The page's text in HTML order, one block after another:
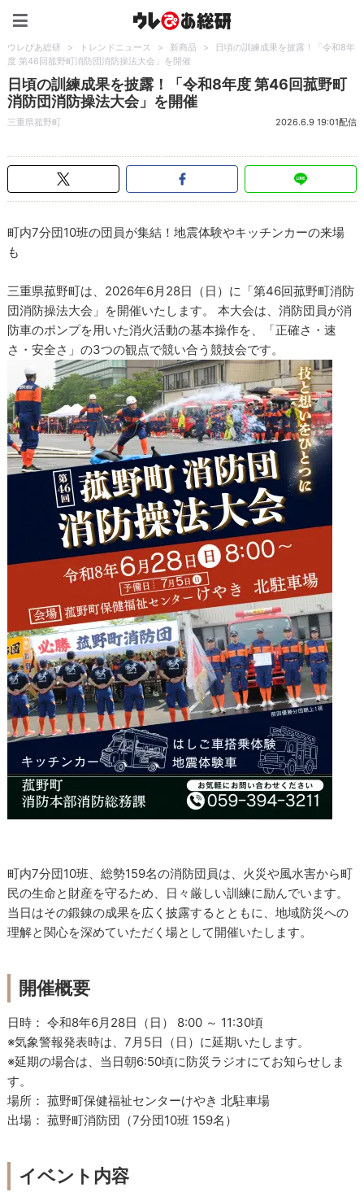
ウレぴあ総研 > トレンドニュース > 新商品 >
日頃の訓練成果を披露！「令和8年
度 第46回菰野町消防団消防操法大会」を開催
日頃の訓練成果を披露！「令和8年度 第46回菰野町
消防団消防操法大会」を開催
三重県菰野町 2026.6.9 19:01配信
町内7分団10班の団員が集結！地震体験やキッチンカーの来場
も
三重県菰野町は、2026年6月28日（日）に「第46回菰野町消防
団消防操法大会」を開催いたします。 本大会は、消防団員が消
防車のポンプを用いた消火活動の基本操作を、「正確さ・速
さ・安全さ」の3つの観点で競い合う競技会です。
町内7分団10班、総勢159名の消防団員は、火災や風水害から町
民の生命と財産を守るため、日々厳しい訓練に励んでいます。
当日はその鍛錬の成果を広く披露するとともに、地域防災への
理解と関心を深めていただく場として開催いたします。
開催概要
日時： 令和8年6月28日（日） 8:00 ～ 11:30頃
※気象警報発表時は、7月5日（日）に延期いたします。
※延期の場合は、当日朝6:50頃に防災ラジオにてお知らせしま
す。
場所： 菰野町保健福祉センターけやき 北駐車場
出場： 菰野町消防団（7分団10班 159名）
イベント内容